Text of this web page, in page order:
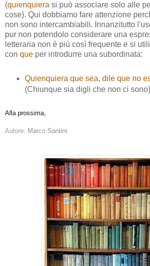
(quienquiera si può associare solo alle
cose). Qui dobbiamo fare attenzione
non sono intercambiabili. Innanzitutto
pur non potendolo considerare una
letteraria non è più così frequente e si
con que per introdurre una subordinata:
Quienquiera que sea, dile que no
(Chiunque sia digli che non ci sono)
Alla prossima,
Autore: Marco Santini